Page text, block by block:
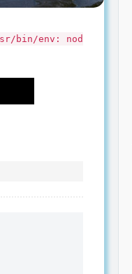
bin/env: nod